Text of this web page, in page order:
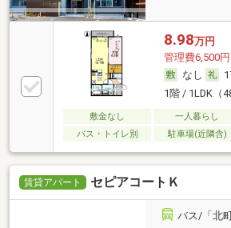
8.98万円
管理費6,500円
なし
1階 / 1LDK（
敷金なし 一人暮らし
バス・トイレ別
駐車場(近隣含)
賃貸アパート セピアコートＫ
バス/「北